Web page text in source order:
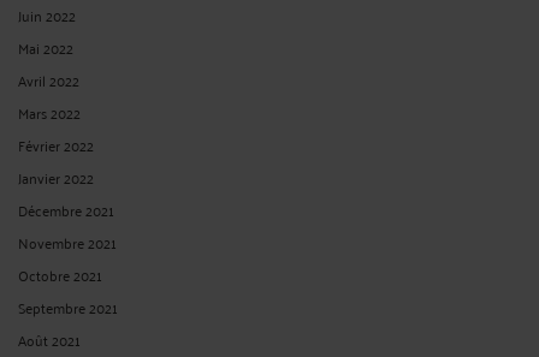
Juin 2022
Mai 2022
Avril 2022
Mars 2022
Février 2022
Janvier 2022
Décembre 2021
Novembre 2021
Octobre 2021
Septembre 2021
Août 2021